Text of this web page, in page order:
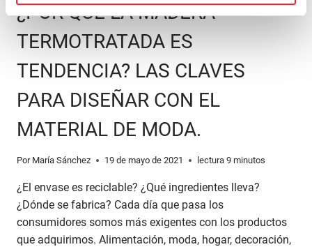
¿POR QUÉ LA MADERA
TERMOTRATADA ES
TENDENCIA? LAS CLAVES
PARA DISEÑAR CON EL
MATERIAL DE MODA.
Por María Sánchez 19 de mayo de 2021 lectura 9minutos
¿El envase es reciclable? ¿Qué ingredientes lleva?
¿Dónde se fabrica? Cada día que pasa los
consumidores somos más exigentes con los productos
que adquirimos. Alimentación, moda, hogar, decoración,